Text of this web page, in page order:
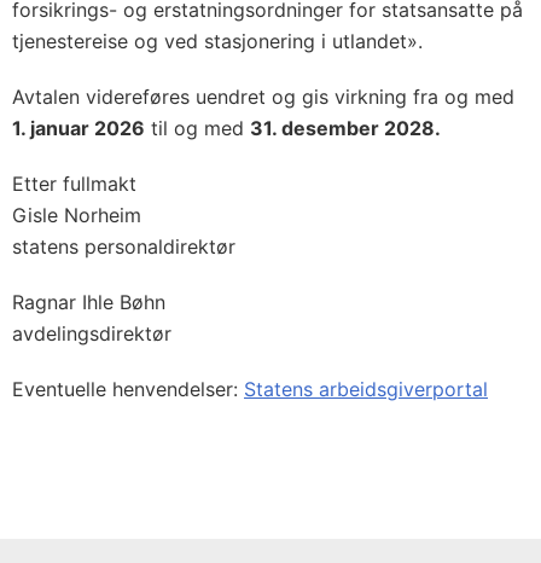
forsikrings- og erstatningsordninger for statsansatte på
tjenestereise og ved stasjonering i utlandet».
Avtalen videreføres uendret og gis virkning fra og med
1. januar 2026 til og med 31. desember 2028.
Etter fullmakt
Gisle Norheim
statens personaldirektør
Ragnar Ihle Bøhn
avdelingsdirektør
Eventuelle henvendelser: Statens arbeidsgiverportal